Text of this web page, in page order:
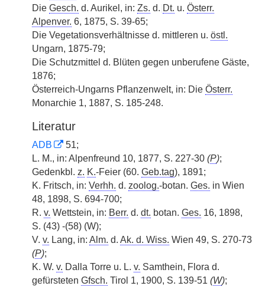
Die Gesch. d. Aurikel, in: Zs. d. Dt. u. Österr.
Alpenver. 6, 1875, S. 39-65;
Die Vegetationsverhältnisse d. mittleren u. östl.
Ungarn, 1875-79;
Die Schutzmittel d. Blüten gegen unberufene Gäste,
1876;
Österreich-Ungarns Pflanzenwelt, in: Die Österr.
Monarchie 1, 1887, S. 185-248.
Literatur
ADB
51;
L. M., in: Alpenfreund 10, 1877, S. 227-30 (P);
Gedenkbl. z. K.-Feier (60. Geb.tag), 1891;
K. Fritsch, in: Verhh. d. zoolog.-botan. Ges. in Wien
48, 1898, S. 694-700;
R. v. Wettstein, in: Berr. d. dt. botan. Ges. 16, 1898,
S. (43) -(58) (W);
V. v. Lang, in: Alm. d. Ak. d. Wiss. Wien 49, S. 270-73
(P);
K. W. v. Dalla Torre u. L. v. Samthein, Flora d.
gefürsteten Gfsch. Tirol 1, 1900, S. 139-51 (W);